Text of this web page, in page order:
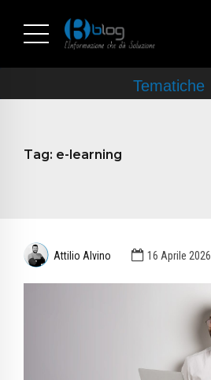
Tag: e-learning
Attilio Alvino 16 Aprile 2026